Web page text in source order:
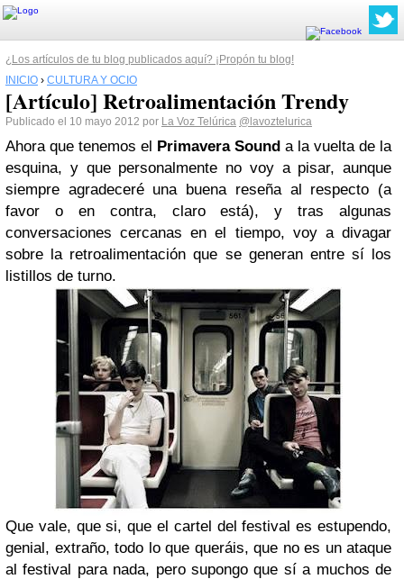
¿Los artículos de tu blog publicados aquí? ¡Propón tu blog!
INICIO › CULTURA Y OCIO
[Artículo] Retroalimentación Trendy
Publicado el 10 mayo 2012 por La Voz Telúrica @lavoztelurica
Ahora que tenemos el PrimaveraSound a la vuelta de la
esquina, y que personalmente no voy a pisar, aunque
siempre agradeceré una buena reseña al respecto (a
favor o en contra, claro está), y tras algunas
conversaciones cercanas en el tiempo, voy a divagar
sobre la retroalimentación que se generan entre sí los
listillos de turno.
Que vale, que si, que el cartel del festival es estupendo,
genial, extraño, todo lo que queráis, que no es un ataque
al festival para nada, pero supongo que sí a muchos de